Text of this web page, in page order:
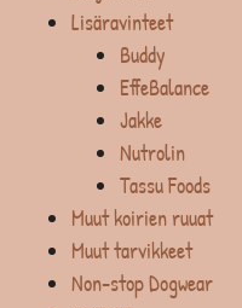
Lisäravinteet
Buddy
EffeBalance
Jakke
Nutrolin
Tassu Foods
Muut koirien ruuat
Muut tarvikkeet
Non-stop Dogwear